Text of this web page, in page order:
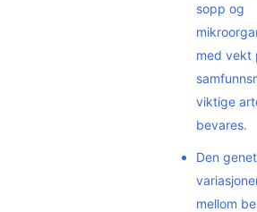
sopp og
med vekt
viktige
bevares.
Den
mellom